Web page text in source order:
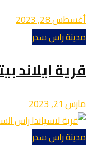
أغسطس 28, 2023
مدينة راس سدر
قرية ايلاند
مارس 21, 2023
مدينة راس سدر